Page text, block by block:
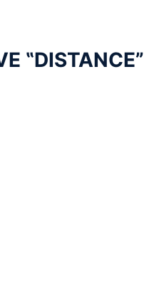
‟DISTANCE”